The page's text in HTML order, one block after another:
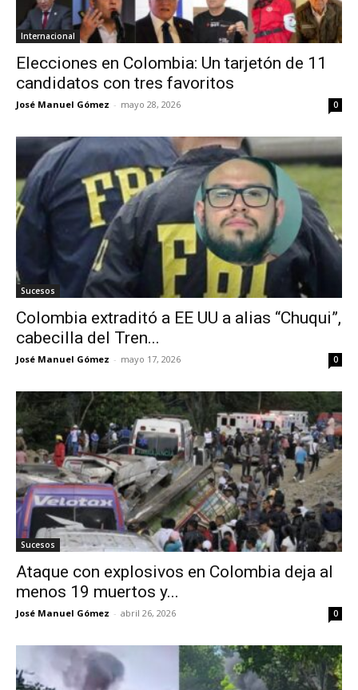
Internacional
Elecciones en Colombia: Un tarjetón de 11
candidatos con tres favoritos
José Manuel Gómez - mayo 28, 2026 0
Sucesos
Colombia extraditó a EE UU a alias “Chuqui”,
cabecilla del Tren...
José Manuel Gómez - mayo 17, 2026 0
Sucesos
Ataque con explosivos en Colombia deja al
menos 19 muertos y...
José Manuel Gómez - abril 26, 2026 0